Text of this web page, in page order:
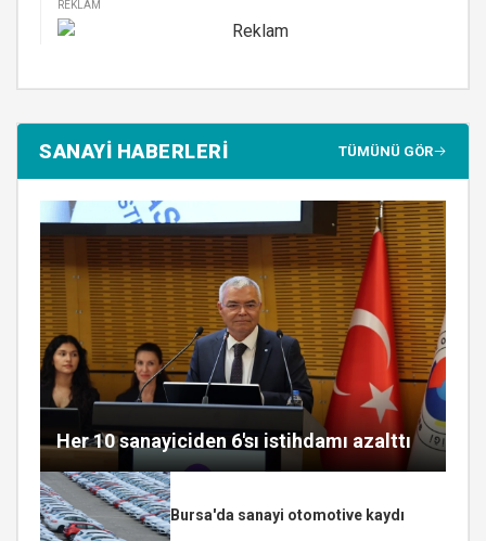
REKLAM
SANAYİ HABERLERİ TÜMÜNÜ GÖR
Her 10 sanayiciden 6'sı istihdamı azalttı
Bursa'da sanayi otomotive kaydı